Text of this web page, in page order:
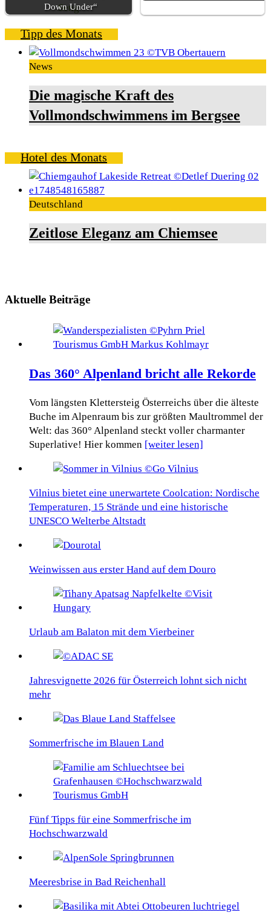
Down Under“
Tipp des Monats
News
Die magische Kraft des
Vollmondschwimmens im Bergsee
Hotel des Monats
Deutschland
Zeitlose Eleganz am Chiemsee
Aktuelle Beiträge
Das 360° Alpenland bricht alle Rekorde
Vom längsten Klettersteig Österreichs über die älteste
Buche im Alpenraum bis zur größten Maultrommel der
Welt: das 360° Alpenland steckt voller charmanter
Superlative! Hier kommen [weiter lesen]
Vilnius bietet eine unerwartete Coolcation: Nordische
Temperaturen, 15 Strände und eine historische
UNESCO Welterbe Altstadt
Weinwissen aus erster Hand auf dem Douro
Urlaub am Balaton mit dem Vierbeiner
Jahresvignette 2026 für Österreich lohnt sich nicht
mehr
Sommerfrische im Blauen Land
Fünf Tipps für eine Sommerfrische im
Hochschwarzwald
Meeresbrise in Bad Reichenhall